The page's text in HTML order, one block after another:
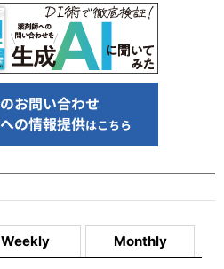
Weekly Monthly